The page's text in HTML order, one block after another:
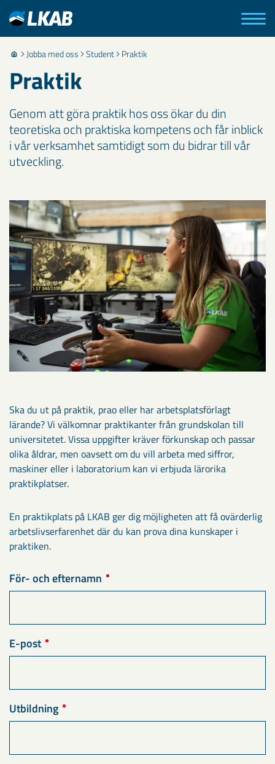
Jobba med oss Student Praktik
Praktik
Genom att göra praktik hos oss ökar du din
teoretiska och praktiska kompetens och får inblick
i vår verksamhet samtidigt som du bidrar till vår
utveckling.
Ska du ut på praktik, prao eller har arbetsplatsförlagt
lärande? Vi välkomnar praktikanter från grundskolan till
universitetet. Vissa uppgifter kräver förkunskap och passar
olika åldrar, men oavsett om du vill arbeta med siffror,
maskiner eller i laboratorium kan vi erbjuda lärorika
praktikplatser.
En praktikplats på LKAB ger dig möjligheten att få ovärderlig
arbetslivserfarenhet där du kan prova dina kunskaper i
praktiken.
För- och efternamn
E-post
Utbildning